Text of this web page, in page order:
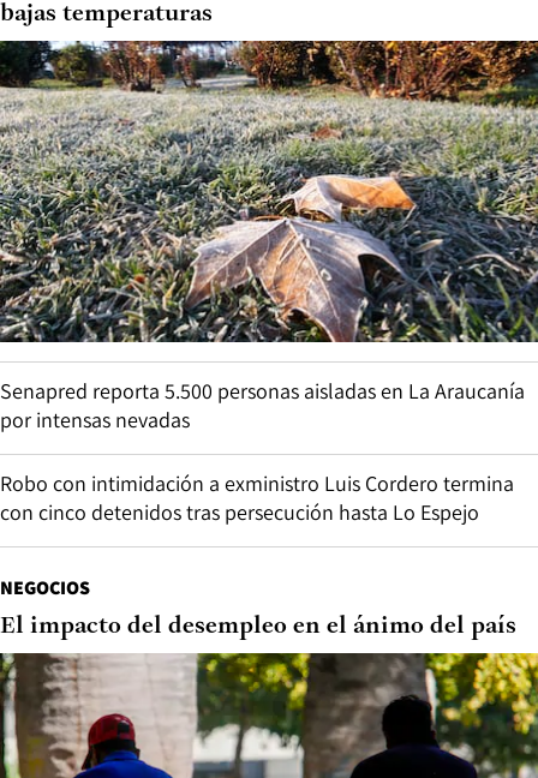
bajas temperaturas
Senapred reporta 5.500 personas aisladas en La Araucanía
por intensas nevadas
Robo con intimidación a exministro Luis Cordero termina
con cinco detenidos tras persecución hasta Lo Espejo
NEGOCIOS
El impacto del desempleo en el ánimo del país